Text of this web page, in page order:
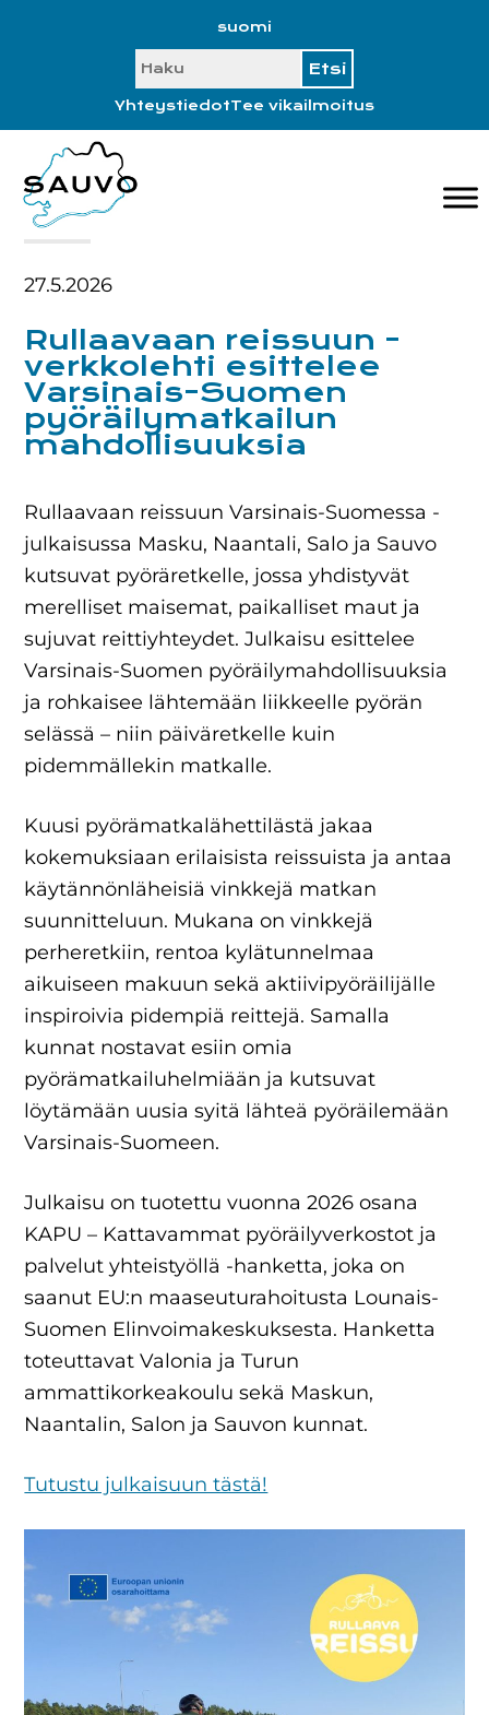
alatunnisteeseen
suomi
SEARCH
YhteystiedotTee vikailmoitus
27.5.2026
Rullaavaan reissuun -
verkkolehti esittelee
Varsinais-Suomen
pyöräilymatkailun
mahdollisuuksia
Rullaavaan reissuun Varsinais-Suomessa -
julkaisussa Masku, Naantali, Salo ja Sauvo
kutsuvat pyöräretkelle, jossa yhdistyvät
merelliset maisemat, paikalliset maut ja
sujuvat reittiyhteydet. Julkaisu esittelee
Varsinais-Suomen pyöräilymahdollisuuksia
ja rohkaisee lähtemään liikkeelle pyörän
selässä – niin päiväretkelle kuin
pidemmällekin matkalle.
Kuusi pyörämatkalähettilästä jakaa
kokemuksiaan erilaisista reissuista ja antaa
käytännönläheisiä vinkkejä matkan
suunnitteluun. Mukana on vinkkejä
perheretkiin, rentoa kylätunnelmaa
aikuiseen makuun sekä aktiivipyöräilijälle
inspiroivia pidempiä reittejä. Samalla
kunnat nostavat esiin omia
pyörämatkailuhelmiään ja kutsuvat
löytämään uusia syitä lähteä pyöräilemään
Varsinais-Suomeen.
Julkaisu on tuotettu vuonna 2026 osana
KAPU – Kattavammat pyöräilyverkostot ja
palvelut yhteistyöllä -hanketta, joka on
saanut EU:n maaseuturahoitusta Lounais-
Suomen Elinvoimakeskuksesta. Hanketta
toteuttavat Valonia ja Turun
ammattikorkeakoulu sekä Maskun,
Naantalin, Salon ja Sauvon kunnat.
Tutustu julkaisuun tästä!